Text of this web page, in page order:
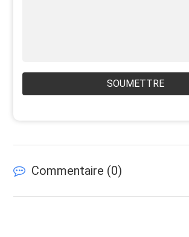
SOUMETTRE
Commentaire (0)